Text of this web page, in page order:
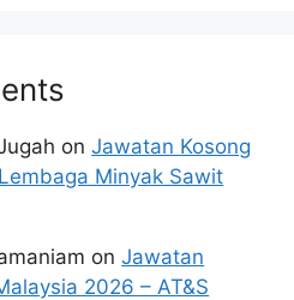
onJawatan Kosong
Minyak Sawit
onJawatan
2026 – AT&S